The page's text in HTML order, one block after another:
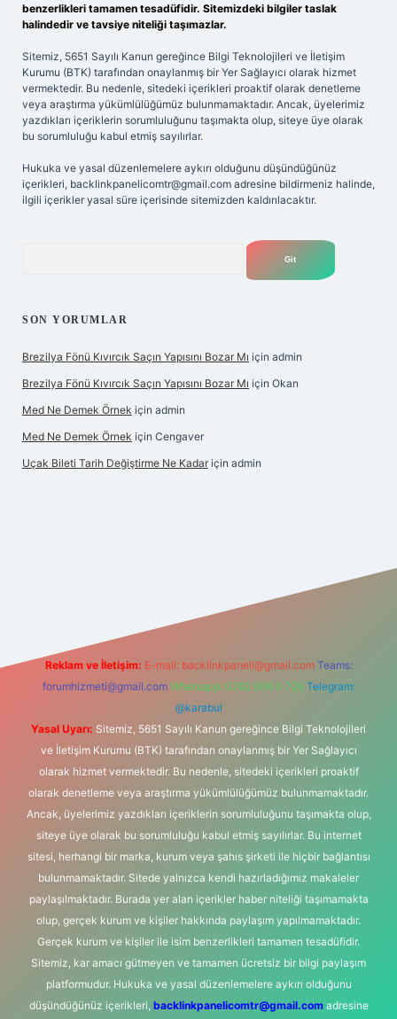
benzerlikleri tamamen tesadüfidir. Sitemizdeki bilgiler taslak
halindedir ve tavsiye niteliği taşımazlar.
Sitemiz, 5651 Sayılı Kanun gereğince Bilgi Teknolojileri ve İletişim
Kurumu (BTK) tarafından onaylanmış bir Yer Sağlayıcı olarak hizmet
vermektedir. Bu nedenle, sitedeki içerikleri proaktif olarak denetleme
veya araştırma yükümlülüğümüz bulunmamaktadır. Ancak, üyelerimiz
yazdıkları içeriklerin sorumluluğunu taşımakta olup, siteye üye olarak
bu sorumluluğu kabul etmiş sayılırlar.
Hukuka ve yasal düzenlemelere aykırı olduğunu düşündüğünüz
içerikleri, backlinkpanelicomtr@gmail.com adresine bildirmeniz halinde,
ilgili içerikler yasal süre içerisinde sitemizden kaldırılacaktır.
SON YORUMLAR
Brezilya Fönü Kıvırcık Saçın Yapısını Bozar Mı için admin
Brezilya Fönü Kıvırcık Saçın Yapısını Bozar Mı için Okan
Med Ne Demek Örnek için admin
Med Ne Demek Örnek için Cengaver
Uçak Bileti Tarih Değiştirme Ne Kadar için admin
Reklam ve İletişim: E-mail: backlinkpaneli@gmail.com Teams:
forumhizmeti@gmail.com Whatsapp: 0262 606 0 726 Telegram:
@karabul
Yasal Uyarı: Sitemiz, 5651 Sayılı Kanun gereğince Bilgi Teknolojileri
ve İletişim Kurumu (BTK) tarafından onaylanmış bir Yer Sağlayıcı
olarak hizmet vermektedir. Bu nedenle, sitedeki içerikleri proaktif
olarak denetleme veya araştırma yükümlülüğümüz bulunmamaktadır.
Ancak, üyelerimiz yazdıkları içeriklerin sorumluluğunu taşımakta olup,
siteye üye olarak bu sorumluluğu kabul etmiş sayılırlar. Bu internet
sitesi, herhangi bir marka, kurum veya şahıs şirketi ile hiçbir bağlantısı
bulunmamaktadır. Sitede yalnızca kendi hazırladığımız makaleler
paylaşılmaktadır. Burada yer alan içerikler haber niteliği taşımamakta
olup, gerçek kurum ve kişiler hakkında paylaşım yapılmamaktadır.
Gerçek kurum ve kişiler ile isim benzerlikleri tamamen tesadüfidir.
Sitemiz, kar amacı gütmeyen ve tamamen ücretsiz bir bilgi paylaşım
platformudur. Hukuka ve yasal düzenlemelere aykırı olduğunu
düşündüğünüz içerikleri, backlinkpanelicomtr@gmail.comadresine